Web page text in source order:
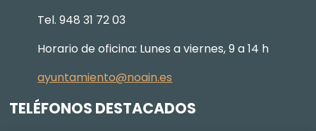
Tel. 948 31 72 03
Horario de oficina: Lunes a viernes, 9 a 14 h
ayuntamiento@noain.es
TELÉFONOS DESTACADOS